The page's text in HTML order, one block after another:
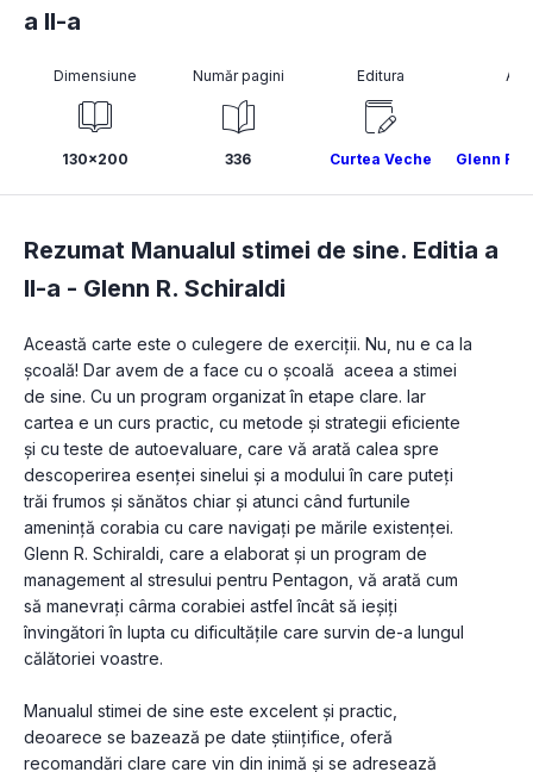
a II-a
Dimensiune
130x200
Număr pagini
336
Editura
Curtea Veche Glenn R.
Rezumat Manualul stimei de sine. Editia a
II-a - Glenn R. Schiraldi
Această carte este o culegere de exerciții. Nu, nu e ca la
școală! Dar avem de a face cu o şcoală  aceea a stimei
de sine. Cu un program organizat în etape clare. Iar
cartea e un curs practic, cu metode și strategii eficiente
și cu teste de autoevaluare, care vă arată calea spre
descoperirea esenței sinelui și a modului în care puteți
trăi frumos și sănătos chiar și atunci când furtunile
amenință corabia cu care navigați pe mările existenței.
Glenn R. Schiraldi, care a elaborat și un program de
management al stresului pentru Pentagon, vă arată cum
să manevrați cârma corabiei astfel încât să ieșiți
învingători în lupta cu dificultățile care survin de-a lungul
călătoriei voastre.
Manualul stimei de sine este excelent și practic,
deoarece se bazează pe date științifice, oferă
recomandări clare care vin din inimă și se adresează